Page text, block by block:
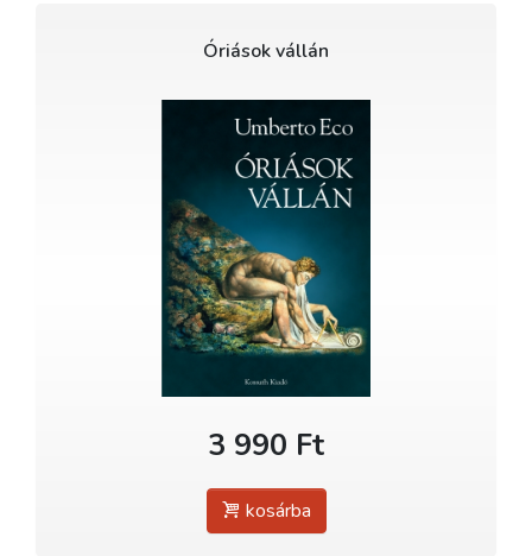
Óriások vállán
3 990 Ft
kosárba